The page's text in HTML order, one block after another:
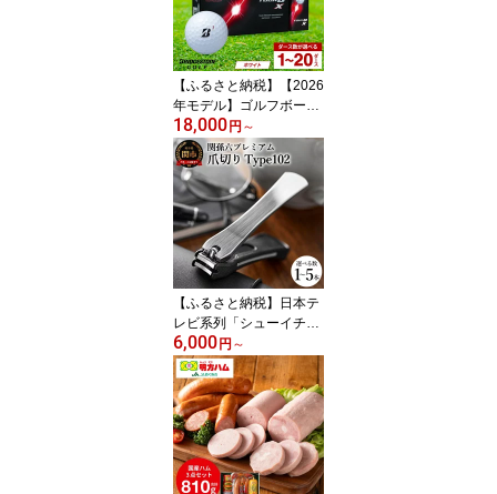
チンツール ギフト 贈り
物にも 佐竹産業
【ふるさと納税】【2026
年モデル】ゴルフボール
ブリヂストン TOUR B X
ホワイト / 1ダース から
20ダース 選べるダース
数 ブリヂストン ツアー
ビー まとめ買い 大量 gol
f ゴルフ用品 大量
18,000円 ～
【ふるさと納税】日本テ
レビ系列「シューイチ」
で紹介されました（R7.0
9.13放送）＜刀匠 関孫六
の伝統から生まれたツメ
キリ＞【選べる本数 1
本〜5本セット】 貝印 関
孫六 爪切り type102 ス
テンレス 高級つめきり
ストッパーケース U字 取
6,000円 ～